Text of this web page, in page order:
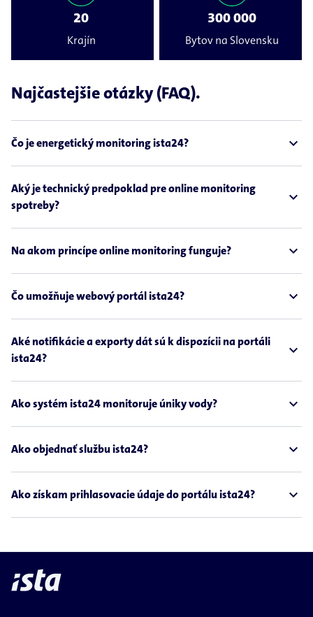
20
Krajín
300 000
Bytov na Slovensku
Najčastejšie otázky (FAQ).
Čo je energetický monitoring ista24? expand_less
Aký je technický predpoklad pre online monitoring
spotreby?
expand_less
Na akom princípe online monitoring funguje? expand_less
Čo umožňuje webový portál ista24? expand_less
Aké notifikácie a exporty dát sú k dispozícii na portáli
ista24?
expand_less
Ako systém ista24 monitoruje úniky vody? expand_less
Ako objednať službu ista24? expand_less
Ako získam prihlasovacie údaje do portálu ista24? expand_less